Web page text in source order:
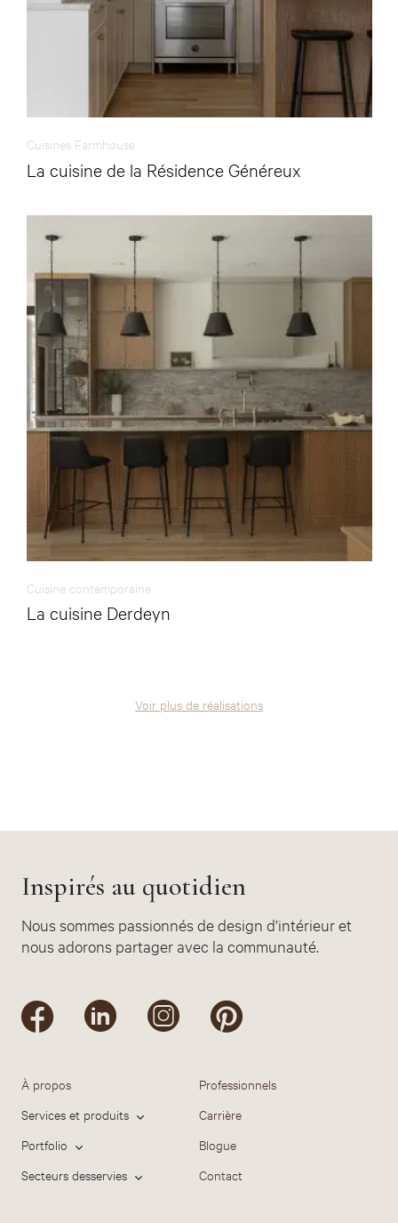
Cuisines Farmhouse
La cuisine de la Résidence Généreux
Cuisine contemporaine
La cuisine Derdeyn
Voir plus de réalisations
Inspirés au quotidien
Nous sommes passionnés de design d’intérieur et
nous adorons partager avec la communauté.
À propos
Services et produits
Portfolio
Secteurs desservies
Professionnels
Carrière
Blogue
Contact